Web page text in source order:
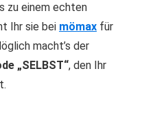
zu einem echten
Ihr sie bei mömax für
macht’s der
„SELBST“, den Ihr